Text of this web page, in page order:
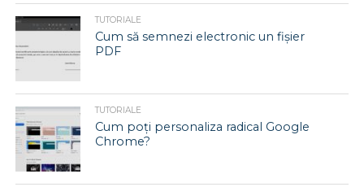
TUTORIALE
Cum să semnezi electronic un fișier
PDF
TUTORIALE
Cum poți personaliza radical Google
Chrome?